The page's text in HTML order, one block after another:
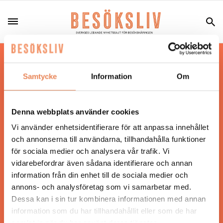
Samtycke Information Om
Denna webbplats använder cookies
Vi använder enhetsidentifierare för att anpassa innehållet
och annonserna till användarna, tillhandahålla funktioner
för sociala medier och analysera vår trafik. Vi
vidarebefordrar även sådana identifierare och annan
information från din enhet till de sociala medier och
annons- och analysföretag som vi samarbetar med.
Dessa kan i sin tur kombinera informationen med annan
information som du har tillhandahållit eller som de har
Hos oss läser du landets mest uppdaterade
nyheter och snackisar inom besöksnäringen.
Besöksliv i sin tryckta form är ett affärsmagasin
Tidningen ges ut avVisita
ANSVARIG UTGIVARE
Jonas Siljhammar
UPPHOVSRÄTT